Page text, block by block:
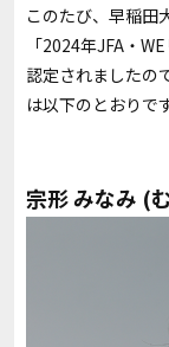
このたび、早稲田
「2024年JFA・
認定されましたの
は以下のとおりです
宗形 みなみ (